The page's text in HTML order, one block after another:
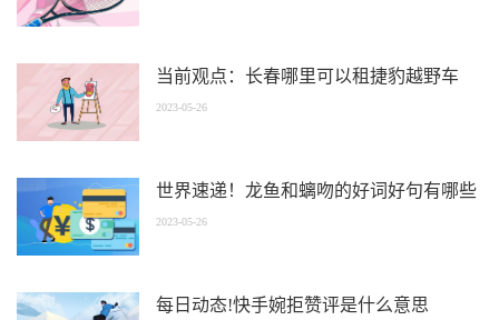
当前观点：长春哪里可以租捷豹越野车
2023-05-26
世界速递！龙鱼和螭吻的好词好句有哪些
2023-05-26
每日动态!快手婉拒赞评是什么意思